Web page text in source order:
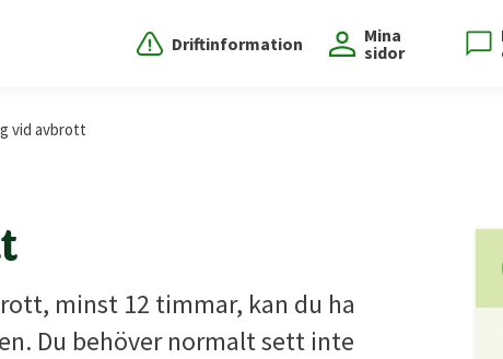
Driftinformation
Mina
sidor
vid avbrott
minst 12 timmar, kan du ha
Du behöver normalt sett inte